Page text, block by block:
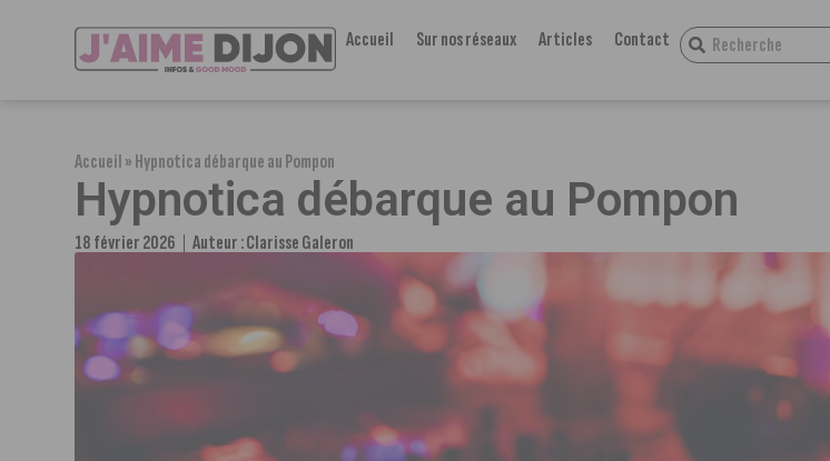
Accueil Sur nos réseaux Articles Contact
Accueil»Hypnotica débarque au Pompon
Hypnotica débarque au Pompon
18 février 2026 Auteur :Clarisse Galeron